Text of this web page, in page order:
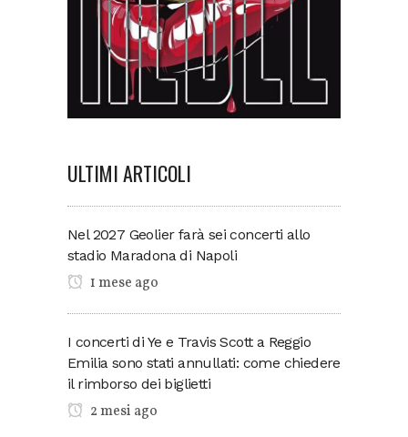
ULTIMI ARTICOLI
Nel 2027 Geolier farà sei concerti allo
stadio Maradona di Napoli
1 mese ago
I concerti di Ye e Travis Scott a Reggio
Emilia sono stati annullati: come chiedere
il rimborso dei biglietti
2 mesi ago